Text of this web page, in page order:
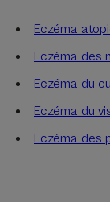
Eczéma
Eczéma des
Eczéma du
Eczéma du
Eczéma des